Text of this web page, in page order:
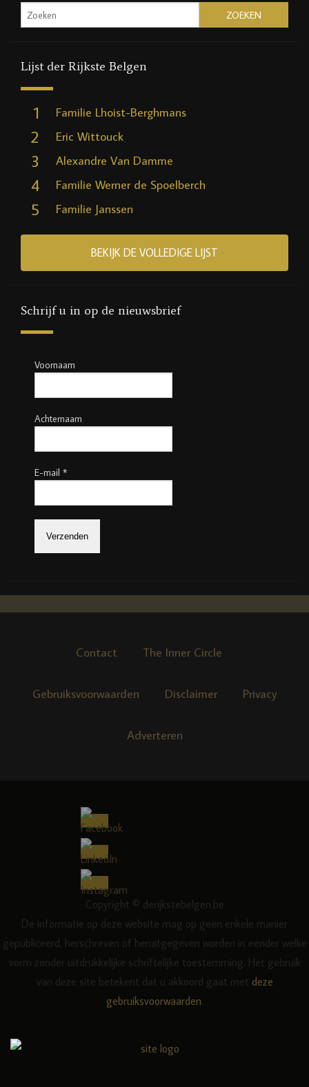
Lijst der Rijkste Belgen
1 Familie Lhoist-Berghmans
2 Eric Wittouck
3 Alexandre Van Damme
4 Familie Werner de Spoelberch
5 Familie Janssen
BEKIJK DE VOLLEDIGE LIJST
Schrijf u in op de nieuwsbrief
Voornaam
Achternaam
E-mail *
Contact The Inner Circle
Gebruiksvoorwaarden Disclaimer Privacy
Adverteren
Copyright © derijkstebelgen.be
De informatie op deze website mag op geen enkele manier
gepubliceerd, herschreven of heruitgegeven worden in eender welke
vorm zonder uitdrukkelijke schriftelijke toestemming. Het gebruik
van deze site betekent dat u akkoord gaat met deze
gebruiksvoorwaarden